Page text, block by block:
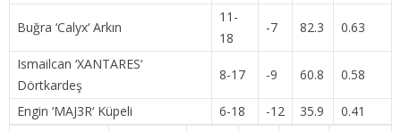
Buğra ‘Calyx‘ Arkın
11-
18
-7 82.3 0.63
Ismailcan ‘XANTARES‘
Dörtkardeş
8-17 -9 60.8 0.58
Engin ‘MAJ3R‘ Küpeli 6-18 -12 35.9 0.41